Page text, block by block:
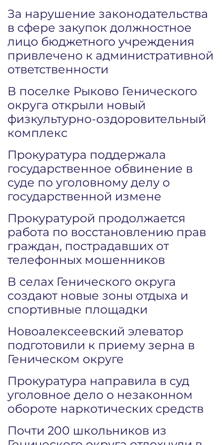
За нарушение законодательства
в сфере закупок должностное
лицо бюджетного учреждения
привлечено к административной
ответственности
В поселке Рыково Генического
округа открыли новый
физкультурно-оздоровительный
комплекс
Прокуратура поддержала
государственное обвинение в
суде по уголовному делу о
государственной измене
Прокуратурой продолжается
работа по восстановлению прав
граждан, пострадавших от
телефонных мошенников
В селах Генического округа
создают новые зоны отдыха и
спортивные площадки
Новоалексеевский элеватор
подготовили к приему зерна в
Геническом округе
Прокуратура направила в суд
уголовное дело о незаконном
обороте наркотических средств
Почти 200 школьников из